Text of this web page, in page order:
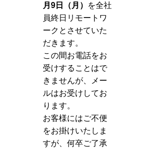
月9日（月） を全社
員終日リモートワ
ークとさせていた
だきます。
この間お電話をお
受けすることはで
きませんが、メー
ルはお受けしてお
ります。
お客様にはご不便
をお掛けいたしま
すが、何卒ご了承